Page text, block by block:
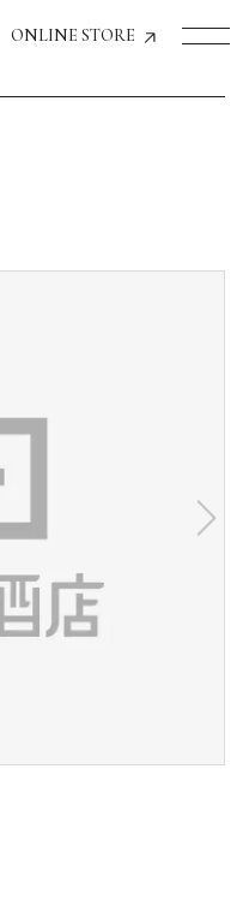
ONLINE STORE
法